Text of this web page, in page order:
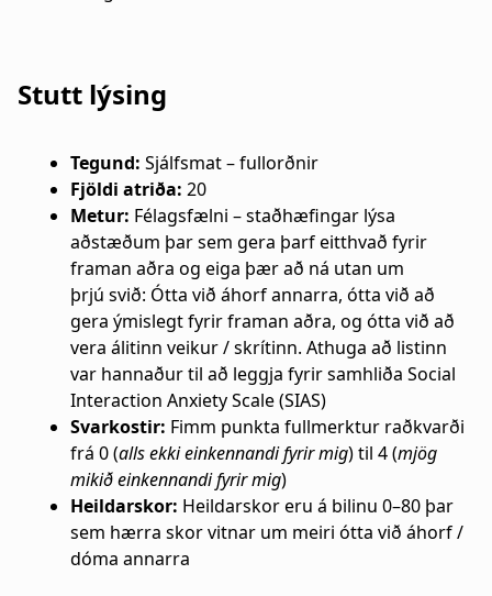
r
Stutt lýsing
Tegund: Sjálfsmat – fullorðnir
Fjöldi atriða: 20
Metur: Félagsfælni – staðhæfingar lýsa
aðstæðum þar sem gera þarf eitthvað fyrir
framan aðra og eiga þær að ná utan um
þrjú svið: Ótta við áhorf annarra, ótta við að
gera ýmislegt fyrir framan aðra, og ótta við að
vera álitinn veikur / skrítinn. Athuga að listinn
var hannaður til að leggja fyrir samhliða Social
Interaction Anxiety Scale (SIAS)
Svarkostir: Fimm punkta fullmerktur raðkvarði
frá 0 (alls ekki einkennandi fyrir mig) til 4 (mjög
mikið einkennandi fyrir mig)
Heildarskor: Heildarskor eru á bilinu 0–80 þar
sem hærra skor vitnar um meiri ótta við áhorf /
dóma annarra